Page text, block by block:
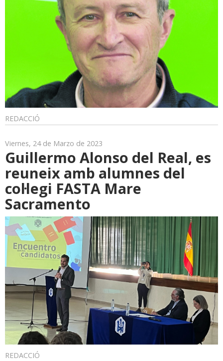
REDACCIÓ
Viernes, 24 de Marzo de 2023
Guillermo Alonso del Real, es
reuneix amb alumnes del
col·legi FASTA Mare
Sacramento
REDACCIÓ